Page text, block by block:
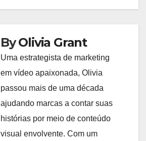
ByOlivia Grant
Uma estrategista de marketing
em vídeo apaixonada, Olivia
passou mais de uma década
ajudando marcas a contar suas
histórias por meio de conteúdo
visual envolvente. Com um